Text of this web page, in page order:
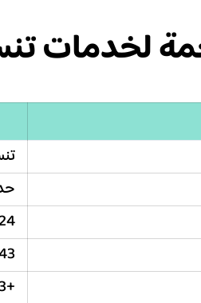
لخدمات
24 ساعة طوال
+966559460943